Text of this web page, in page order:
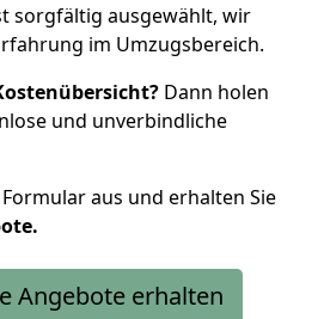
sorgfältig ausgewählt, wir
im Umzugsbereich.
Dann holen
und unverbindliche
aus und erhalten Sie
Angebote erhalten